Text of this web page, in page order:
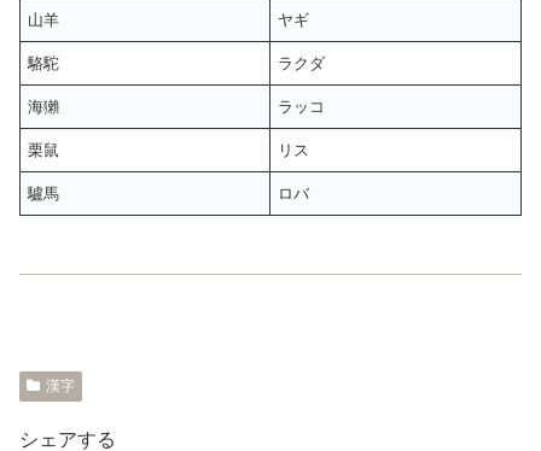
山羊 ヤギ
駱駝 ラクダ
海獺 ラッコ
栗鼠 リス
驢馬 ロバ
漢字
シェアする